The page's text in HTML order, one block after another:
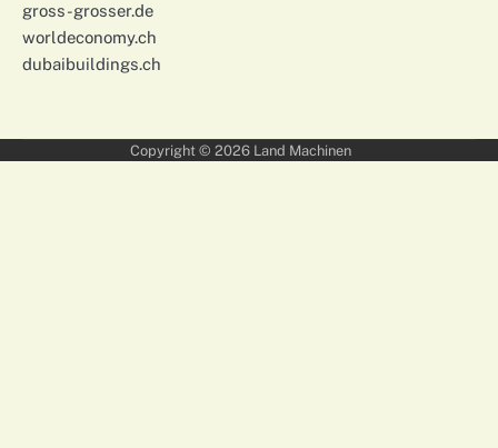
gross-grosser.de
worldeconomy.ch
dubaibuildings.ch
Copyright © 2026 Land Machinen